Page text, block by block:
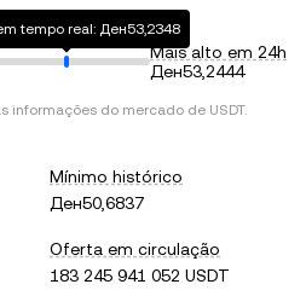
tempo real: Ден53,2348
Mais alto em 24h
Ден53,2444
informações do mercado de USDT.
Mínimo histórico
Ден50,6837
Oferta em circulação
183 245 941 052 USDT